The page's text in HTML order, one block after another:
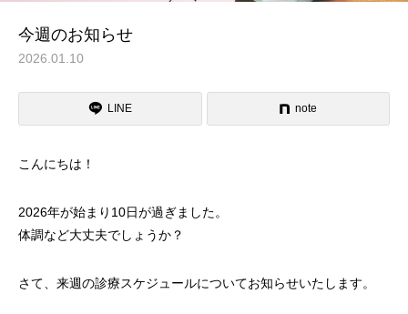
今週のお知らせ
2026.01.10
LINE note
こんにちは！
2026年が始まり10日が過ぎました。
体調など大丈夫でしょうか？
さて、来週の診療スケジュールについてお知らせいたします。